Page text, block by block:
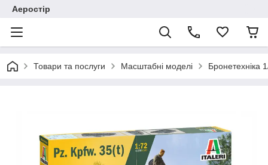
Аеростір
Товари та послуги Масштабні моделі Бронетехніка